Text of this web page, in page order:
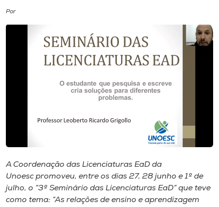
Biblioteca
Unoesc
Store
Por
A Coordenação das Licenciaturas EaD da
Unoesc promoveu, entre os dias 27, 28 junho e 1º de
julho, o “3º Seminário das Licenciaturas EaD” que teve
como tema: “As relações de ensino e aprendizagem